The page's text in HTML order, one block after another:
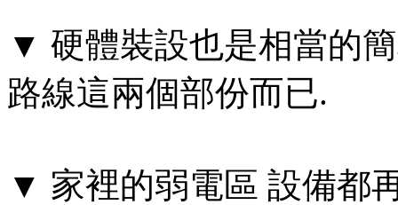
▼ 硬體裝設也是相當的
路線這兩個部份而已.
▼ 家裡的弱電區 設備都